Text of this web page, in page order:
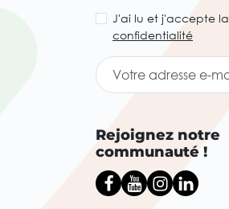
J'ai lu et j'accepte la
confidentialité
Rejoignez notre
communauté !